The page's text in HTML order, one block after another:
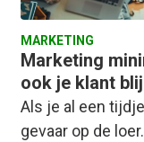
MARKETING
Marketing
ook je klant
Als je al een
gevaar op de